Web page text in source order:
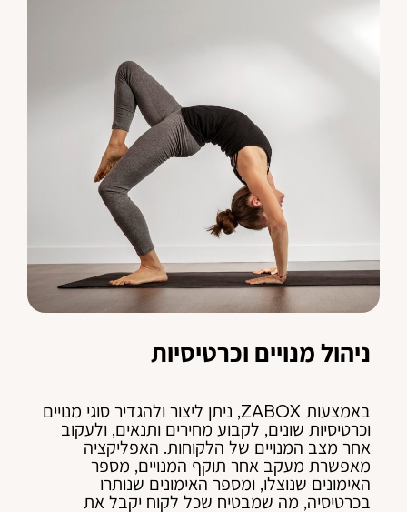
ניהול מנויים וכרטיסיות
באמצעות ZABOX, ניתן ליצור ולהגדיר סוגי מנויים
וכרטיסיות שונים, לקבוע מחירים ותנאים, ולעקוב
אחר מצב המנויים של הלקוחות. האפליקציה
מאפשרת מעקב אחר תוקף המנויים, מספר
האימונים שנוצלו, ומספר האימונים שנותרו
בכרטיסיה, מה שמבטיח שכל לקוח יקבל את